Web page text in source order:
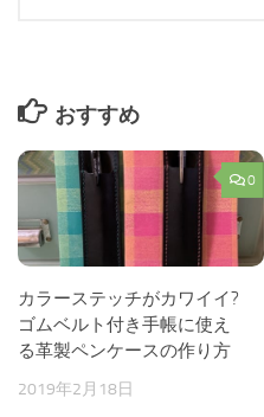
おすすめ
0
カラーステッチがカワイイ?
ゴムベルト付き手帳に使え
る革製ペンケースの作り方
2019年2月18日